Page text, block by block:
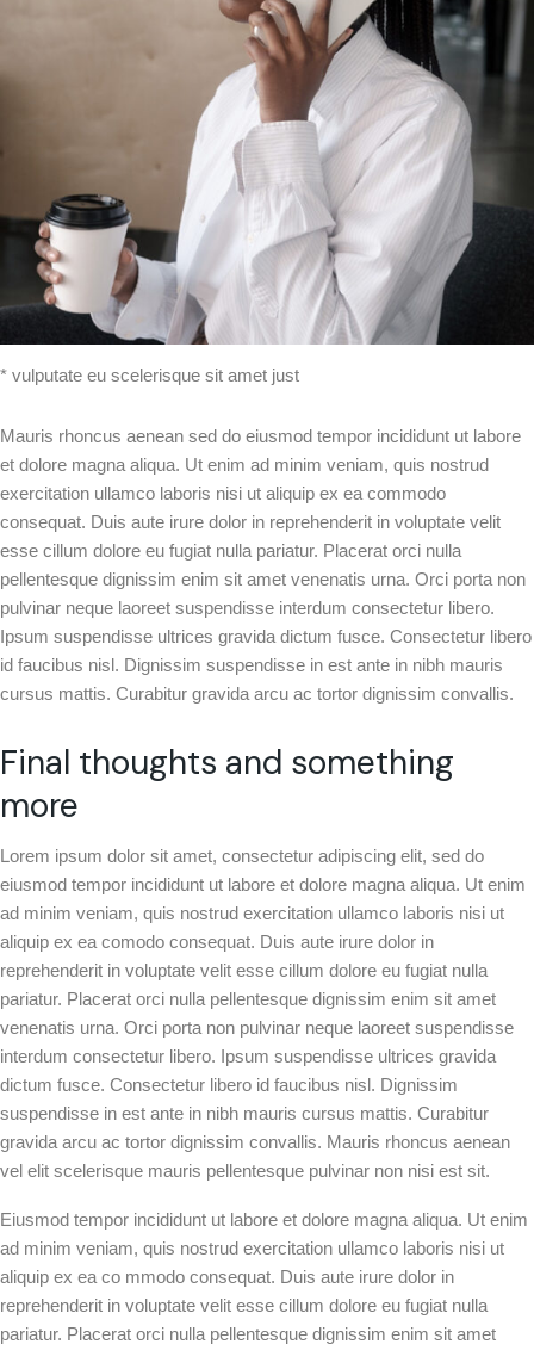
* vulputate eu scelerisque sit amet just
Mauris rhoncus aenean sed do eiusmod tempor incididunt ut labore
et dolore magna aliqua. Ut enim ad minim veniam, quis nostrud
exercitation ullamco laboris nisi ut aliquip ex ea commodo
consequat. Duis aute irure dolor in reprehenderit in voluptate velit
esse cillum dolore eu fugiat nulla pariatur. Placerat orci nulla
pellentesque dignissim enim sit amet venenatis urna. Orci porta non
pulvinar neque laoreet suspendisse interdum consectetur libero.
Ipsum suspendisse ultrices gravida dictum fusce. Consectetur libero
id faucibus nisl. Dignissim suspendisse in est ante in nibh mauris
cursus mattis. Curabitur gravida arcu ac tortor dignissim convallis.
Final thoughts and something
more
Lorem ipsum dolor sit amet, consectetur adipiscing elit, sed do
eiusmod tempor incididunt ut labore et dolore magna aliqua. Ut enim
ad minim veniam, quis nostrud exercitation ullamco laboris nisi ut
aliquip ex ea comodo consequat. Duis aute irure dolor in
reprehenderit in voluptate velit esse cillum dolore eu fugiat nulla
pariatur. Placerat orci nulla pellentesque dignissim enim sit amet
venenatis urna. Orci porta non pulvinar neque laoreet suspendisse
interdum consectetur libero. Ipsum suspendisse ultrices gravida
dictum fusce. Consectetur libero id faucibus nisl. Dignissim
suspendisse in est ante in nibh mauris cursus mattis. Curabitur
gravida arcu ac tortor dignissim convallis. Mauris rhoncus aenean
vel elit scelerisque mauris pellentesque pulvinar non nisi est sit.
Eiusmod tempor incididunt ut labore et dolore magna aliqua. Ut enim
ad minim veniam, quis nostrud exercitation ullamco laboris nisi ut
aliquip ex ea co mmodo consequat. Duis aute irure dolor in
reprehenderit in voluptate velit esse cillum dolore eu fugiat nulla
pariatur. Placerat orci nulla pellentesque dignissim enim sit amet